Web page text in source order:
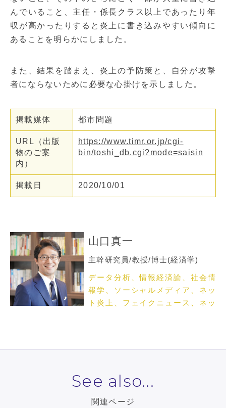
んでいること、主任・係長クラス以上であったり年
収が高かったりすると炎上に書き込みやすい傾向に
あることを明らかにしました。
また、結果を踏まえ、炎上の予防策と、自分が攻撃
者にならないために必要な心掛けを示しました。
掲載媒体 都市問題
URL（出版
物のご案
内）
https://www.timr.or.jp/cgi-
bin/toshi_db.cgi?mode=saisin
掲載日 2020/10/01
山口真一
主幹研究員/教授/博士(経済学)
データ分析、情報経済論、社会情
報学、ソーシャルメディア、ネッ
ト炎上、フェイクニュース、ネッ
See also...
関連ページ